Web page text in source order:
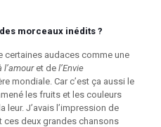
morceaux inédits ?
certaines audaces comme une
l’amouret de l’Envie
mondiale. Car c’est ça aussi le
les fruits et les couleurs
leur. J’avais l’impression de
ces deux grandes chansons